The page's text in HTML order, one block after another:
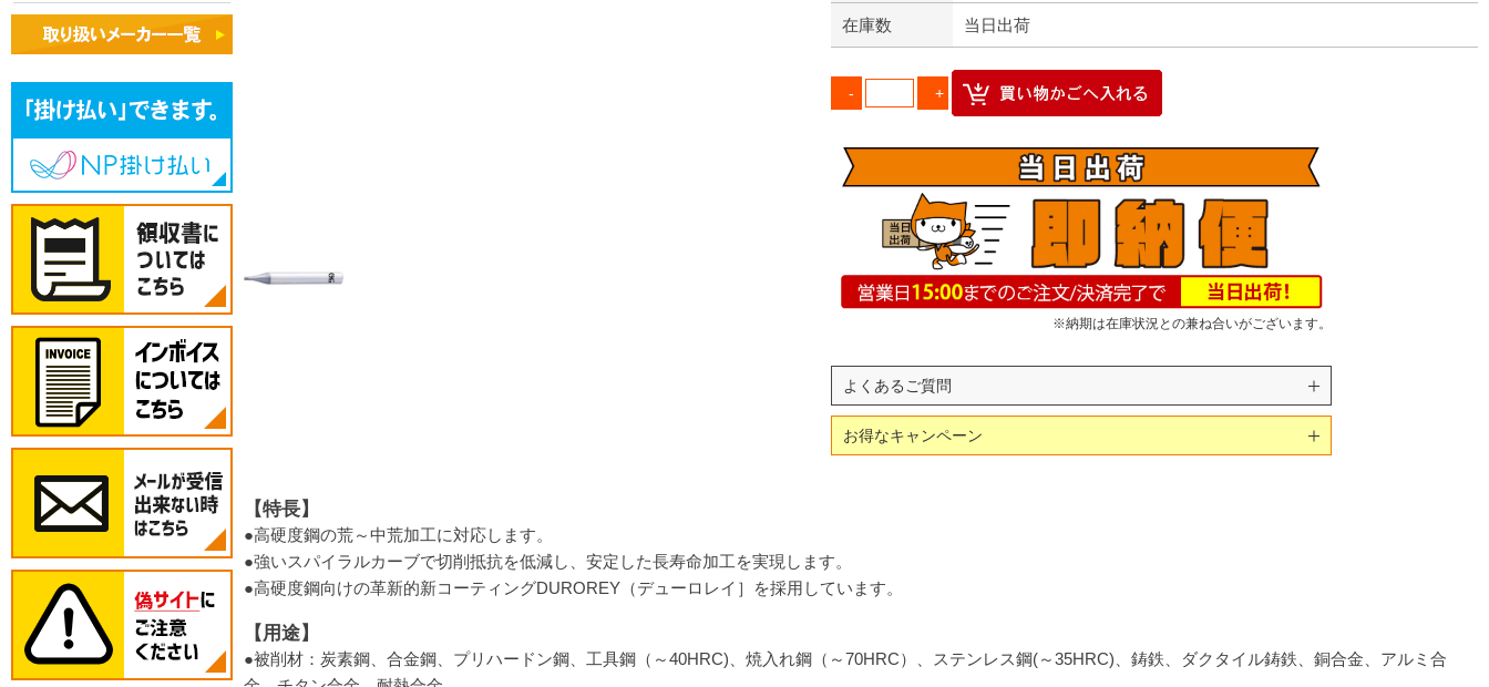
在庫数 当日出荷
※納期は在庫状況との兼ね合いがございます。
よくあるご質問
お得なキャンペーン
【特長】
●高硬度鋼の荒～中荒加工に対応します。
●強いスパイラルカーブで切削抵抗を低減し、安定した長寿命加工を実現します。
●高硬度鋼向けの革新的新コーティングDUROREY（デューロレイ］を採用しています。
【用途】
●被削材：炭素鋼、合金鋼、プリハードン鋼、工具鋼（～40HRC)、焼入れ鋼（～70HRC）、ステンレス鋼(～35HRC)、鋳鉄、ダクタイル鋳鉄、銅合金、アルミ合